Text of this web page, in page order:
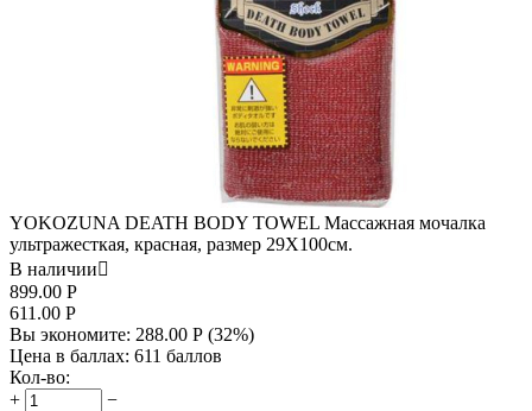
YOKOZUNA DEATH BODY TOWEL Массажная мочалка
ультражесткая, красная, размер 29X100см.
В наличии
899.00 Р
611.00 Р
Вы экономите: 288.00 Р (32%)
Цена в баллах: 611 баллов
Кол-во:
+
−